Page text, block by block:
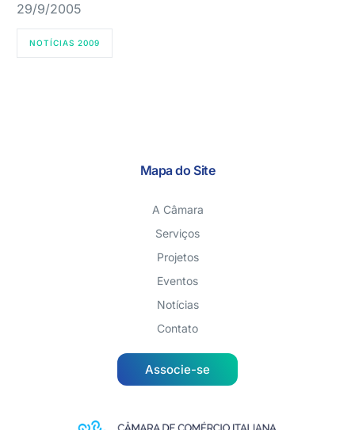
29/9/2005
NOTÍCIAS 2009
Mapa do Site
A Câmara
Serviços
Projetos
Eventos
Notícias
Contato
Associe-se